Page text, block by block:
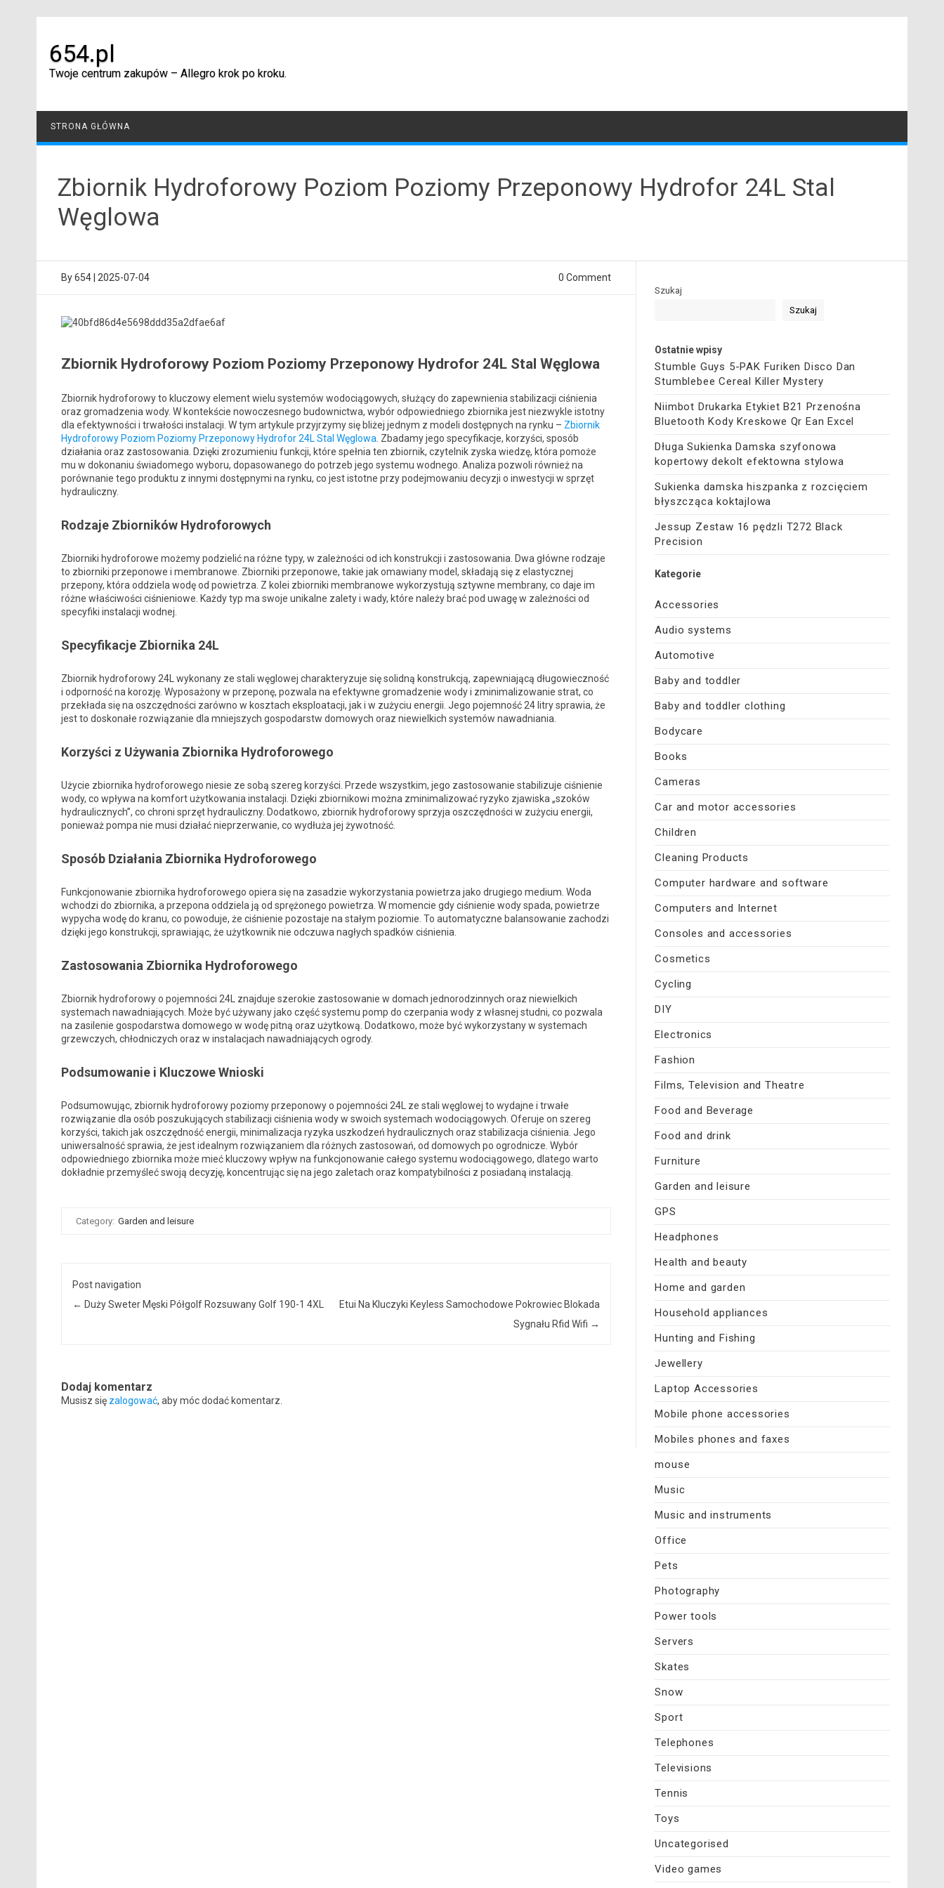
654.pl
Twoje centrum zakupów – Allegro krok po kroku.
STRONA GŁÓWNA
Zbiornik Hydroforowy Poziom Poziomy Przeponowy Hydrofor 24L Stal
Węglowa
By654 2025-07-04 0 Comment
Zbiornik Hydroforowy Poziom Poziomy Przeponowy Hydrofor 24L Stal Węglowa
Zbiornik hydroforowy to kluczowy element wielu systemów wodociągowych, służący do zapewnienia stabilizacji ciśnienia
oraz gromadzenia wody. W kontekście nowoczesnego budownictwa, wybór odpowiedniego zbiornika jest niezwykle istotny
dla efektywności i trwałości instalacji. W tym artykule przyjrzymy się bliżej jednym z modeli dostępnych na rynku – Zbiornik
Hydroforowy Poziom Poziomy Przeponowy Hydrofor 24L Stal Węglowa . Zbadamy jego specyfikacje, korzyści, sposób
działania oraz zastosowania. Dzięki zrozumieniu funkcji, które spełnia ten zbiornik, czytelnik zyska wiedzę, która pomoże
mu w dokonaniu świadomego wyboru, dopasowanego do potrzeb jego systemu wodnego. Analiza pozwoli również na
porównanie tego produktu z innymi dostępnymi na rynku, co jest istotne przy podejmowaniu decyzji o inwestycji w sprzęt
hydrauliczny.
Rodzaje Zbiorników Hydroforowych
Zbiorniki hydroforowe możemy podzielić na różne typy, w zależności od ich konstrukcji i zastosowania. Dwa główne rodzaje
to zbiorniki przeponowe i membranowe. Zbiorniki przeponowe, takie jak omawiany model, składają się z elastycznej
przepony, która oddziela wodę od powietrza. Z kolei zbiorniki membranowe wykorzystują sztywne membrany, co daje im
różne właściwości ciśnieniowe. Każdy typ ma swoje unikalne zalety i wady, które należy brać pod uwagę w zależności od
specyfiki instalacji wodnej.
Specyfikacje Zbiornika 24L
Zbiornik hydroforowy 24L wykonany ze stali węglowej charakteryzuje się solidną konstrukcją, zapewniającą długowieczność
i odporność na korozję. Wyposażony w przeponę, pozwala na efektywne gromadzenie wody i zminimalizowanie strat, co
przekłada się na oszczędności zarówno w kosztach eksploatacji, jak i w zużyciu energii. Jego pojemność 24 litry sprawia, że
jest to doskonałe rozwiązanie dla mniejszych gospodarstw domowych oraz niewielkich systemów nawadniania.
Korzyści z Używania Zbiornika Hydroforowego
Użycie zbiornika hydroforowego niesie ze sobą szereg korzyści. Przede wszystkim, jego zastosowanie stabilizuje ciśnienie
wody, co wpływa na komfort użytkowania instalacji. Dzięki zbiornikowi można zminimalizować ryzyko zjawiska „szoków
hydraulicznych”, co chroni sprzęt hydrauliczny. Dodatkowo, zbiornik hydroforowy sprzyja oszczędności w zużyciu energii,
ponieważ pompa nie musi działać nieprzerwanie, co wydłuża jej żywotność.
Sposób Działania Zbiornika Hydroforowego
Funkcjonowanie zbiornika hydroforowego opiera się na zasadzie wykorzystania powietrza jako drugiego medium. Woda
wchodzi do zbiornika, a przepona oddziela ją od sprężonego powietrza. W momencie gdy ciśnienie wody spada, powietrze
wypycha wodę do kranu, co powoduje, że ciśnienie pozostaje na stałym poziomie. To automatyczne balansowanie zachodzi
dzięki jego konstrukcji, sprawiając, że użytkownik nie odczuwa nagłych spadków ciśnienia.
Zastosowania Zbiornika Hydroforowego
Zbiornik hydroforowy o pojemności 24L znajduje szerokie zastosowanie w domach jednorodzinnych oraz niewielkich
systemach nawadniających. Może być używany jako część systemu pomp do czerpania wody z własnej studni, co pozwala
na zasilenie gospodarstwa domowego w wodę pitną oraz użytkową. Dodatkowo, może być wykorzystany w systemach
grzewczych, chłodniczych oraz w instalacjach nawadniających ogrody.
Podsumowanie i Kluczowe Wnioski
Podsumowując, zbiornik hydroforowy poziomy przeponowy o pojemności 24L ze stali węglowej to wydajne i trwałe
rozwiązanie dla osób poszukujących stabilizacji ciśnienia wody w swoich systemach wodociągowych. Oferuje on szereg
korzyści, takich jak oszczędność energii, minimalizacja ryzyka uszkodzeń hydraulicznych oraz stabilizacja ciśnienia. Jego
uniwersalność sprawia, że jest idealnym rozwiązaniem dla różnych zastosowań, od domowych po ogrodnicze. Wybór
odpowiedniego zbiornika może mieć kluczowy wpływ na funkcjonowanie całego systemu wodociągowego, dlatego warto
dokładnie przemyśleć swoją decyzję, koncentrując się na jego zaletach oraz kompatybilności z posiadaną instalacją.
Category: Garden and leisure
Post navigation
← Duży Sweter Męski Półgolf Rozsuwany Golf 190-1 4XL
Etui Na Kluczyki Keyless Samochodowe Pokrowiec Blokada
Sygnału Rfid Wifi →
Dodaj komentarz
Musisz się zalogować, aby móc dodać komentarz.
Szukaj
Szukaj
Ostatnie wpisy
Stumble Guys 5-PAK Furiken Disco Dan
Stumblebee Cereal Killer Mystery
Niimbot Drukarka Etykiet B21 Przenośna
Bluetooth Kody Kreskowe Qr Ean Excel
Długa Sukienka Damska szyfonowa
kopertowy dekolt efektowna stylowa
Sukienka damska hiszpanka z rozcięciem
błyszcząca koktajlowa
Jessup Zestaw 16 pędzli T272 Black
Precision
Kategorie
Accessories
Audio systems
Automotive
Baby and toddler
Baby and toddler clothing
Bodycare
Books
Cameras
Car and motor accessories
Children
Cleaning Products
Computer hardware and software
Computers and Internet
Consoles and accessories
Cosmetics
Cycling
DIY
Electronics
Fashion
Films, Television and Theatre
Food and Beverage
Food and drink
Furniture
Garden and leisure
GPS
Headphones
Health and beauty
Home and garden
Household appliances
Hunting and Fishing
Jewellery
Laptop Accessories
Mobile phone accessories
Mobiles phones and faxes
mouse
Music
Music and instruments
Office
Pets
Photography
Power tools
Servers
Skates
Snow
Sport
Telephones
Televisions
Tennis
Toys
Uncategorised
Video games